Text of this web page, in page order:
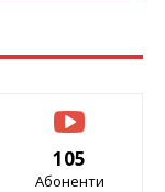
105
Абоненти